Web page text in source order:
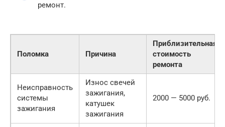
ремонт.
Поломка Причина
Приблизительная
стоимость
ремонта
Неисправность
системы
зажигания
Износ свечей
зажигания,
катушек
зажигания
2000 — 5000 руб.